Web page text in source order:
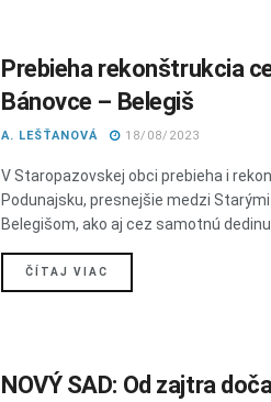
Prebieha rekonštrukcia
Bánovce – Belegiš
A. LEŠŤANOVÁ 18/08/2023
V Staropazovskej obci prebieha i
Podunajsku, presnejšie medzi
Belegišom, ako aj cez samotnú
ČÍTAJ VIAC
NOVÝ SAD: Od zajtra